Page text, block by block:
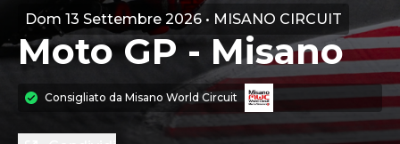
Dom 13 Settembre 2026 • MISANO CIRCUIT
Moto GP - Misano
Consigliato da Misano World Circuit